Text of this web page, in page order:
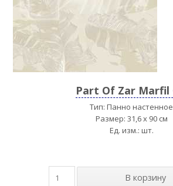
Part Of Zar Marfil
Тип: Панно настенное
Размер: 31,6 x 90 см
Ед. изм.: шт.